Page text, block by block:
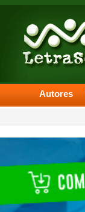
Autores